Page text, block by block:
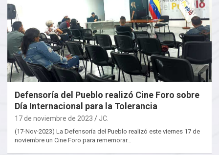
Defensoría del Pueblo realizó Cine Foro sobre
Día Internacional para la Tolerancia
17 de noviembre de 2023 JC.
(17-Nov-2023) La Defensoría del Pueblo realizó este viernes 17 de
noviembre un Cine Foro para rememorar…